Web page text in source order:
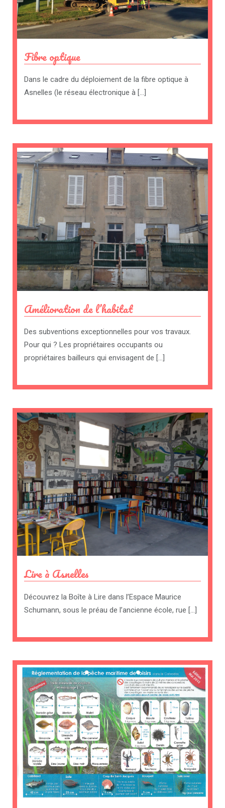
Fibre optique
Dans le cadre du déploiement de la fibre optique à
Asnelles (le réseau électronique à […]
Amélioration de l’habitat
Des subventions exceptionnelles pour vos travaux.
Pour qui ? Les propriétaires occupants ou
propriétaires bailleurs qui envisagent de […]
Lire à Asnelles
Découvrez la Boîte à Lire dans l’Espace Maurice
Schumann, sous le préau de l’ancienne école, rue […]